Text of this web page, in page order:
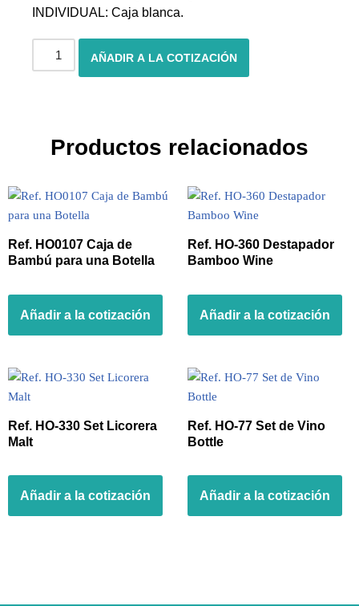
INDIVIDUAL: Caja blanca.
AÑADIR A LA COTIZACIÓN
Productos relacionados
Ref. HO0107 Caja de
Bambú para una Botella
Añadir a la cotización
Ref. HO-360 Destapador
Bamboo Wine
Añadir a la cotización
Ref. HO-330 Set Licorera
Malt
Añadir a la cotización
Ref. HO-77 Set de Vino
Bottle
Añadir a la cotización